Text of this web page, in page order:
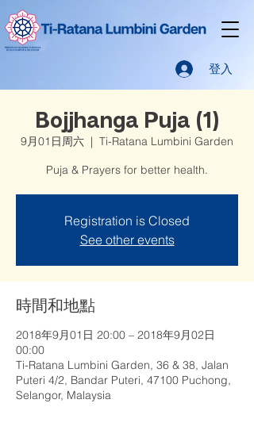
登入
Bojjhanga Puja (1)
9月01日周六
  |
Ti-Ratana Lumbini Garden
Puja & Prayers for better health.
Registration is Closed
See other events
時間和地點
2018年9月01日 20:00 – 2018年9月02日
00:00
Ti-Ratana Lumbini Garden, 36 & 38, Jalan
Puteri 4/2, Bandar Puteri, 47100 Puchong,
Selangor, Malaysia